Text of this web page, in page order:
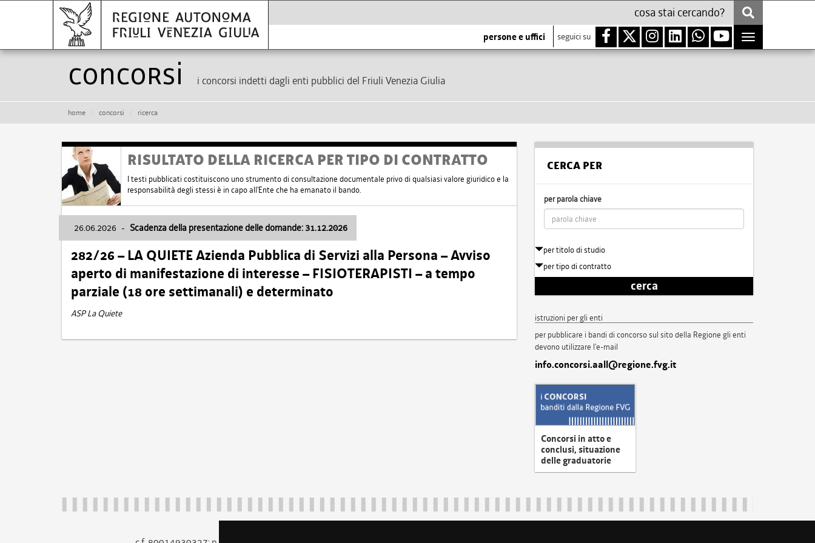
persone e uffici seguici su
Toggle
navigation
Concorsi i concorsi indetti dagli enti pubblici del Friuli Venezia Giulia
home concorsi ricerca
RISULTATO DELLA RICERCA PER TIPO DI CONTRATTO
I testi pubblicati costituiscono uno strumento di consultazione documentale privo di qualsiasi valore giuridico e la
responsabilità degli stessi è in capo all'Ente che ha emanato il bando.
26.06.2026 - Scadenza della presentazione delle domande: 31.12.2026
282/26 – LA QUIETE Azienda Pubblica di Servizi alla Persona – Avviso
aperto di manifestazione di interesse – FISIOTERAPISTI – a tempo
parziale (18 ore settimanali) e determinato
ASP La Quiete
CERCA PER
per parola chiave
per titolo di studio
per tipo di contratto
cerca
istruzioni per gli enti
per pubblicare i bandi di concorso sul sito della Regione gli enti
devono utilizzare l'e-mail
info.concorsi.aall@regione.fvg.it
Concorsi in atto e
conclusi, situazione
delle graduatorie